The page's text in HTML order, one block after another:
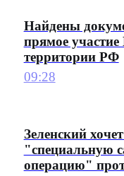
Найдены
прямое
территории РФ
09:28
Зеленский
"специальную
операцию"